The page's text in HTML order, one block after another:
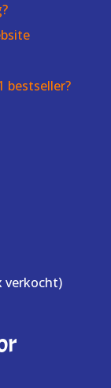
bestseller?
verkocht)